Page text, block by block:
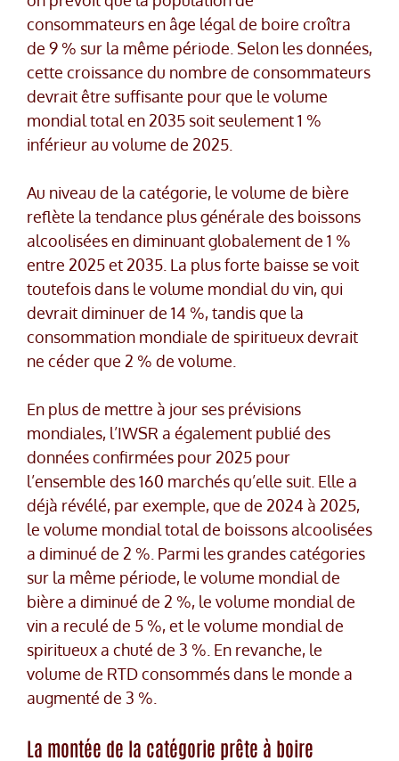
consommateurs en âge légal de boire croîtra
de 9 % sur la même période. Selon les données,
cette croissance du nombre de consommateurs
devrait être suffisante pour que le volume
mondial total en 2035 soit seulement 1 %
inférieur au volume de 2025.
Au niveau de la catégorie, le volume de bière
reflète la tendance plus générale des boissons
alcoolisées en diminuant globalement de 1 %
entre 2025 et 2035. La plus forte baisse se voit
toutefois dans le volume mondial du vin, qui
devrait diminuer de 14 %, tandis que la
consommation mondiale de spiritueux devrait
ne céder que 2 % de volume.
En plus de mettre à jour ses prévisions
mondiales, l’IWSR a également publié des
données confirmées pour 2025 pour
l’ensemble des 160 marchés qu’elle suit. Elle a
déjà révélé, par exemple, que de 2024 à 2025,
le volume mondial total de boissons alcoolisées
a diminué de 2 %. Parmi les grandes catégories
sur la même période, le volume mondial de
bière a diminué de 2 %, le volume mondial de
vin a reculé de 5 %, et le volume mondial de
spiritueux a chuté de 3 %. En revanche, le
volume de RTD consommés dans le monde a
augmenté de 3 %.
La montée de la catégorie prête à boire